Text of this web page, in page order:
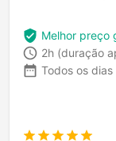
Melhor preço
2h (duração
Todos os dias